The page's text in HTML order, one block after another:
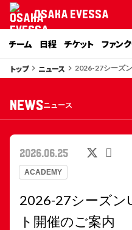
OSAKA EVESSA
チーム 日程 チケット ファン
トップkeyboard_arrow_right ニュース keyboard_arrow_right 2026-27シーズ
NEWSニュース
ACADEMY
2026.06.25
2026-27シーズン
ト開催のご案内